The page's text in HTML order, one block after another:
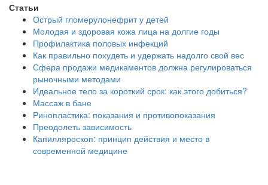
Статьи
Острый гломерулонефрит у детей
Молодая и здоровая кожа лица на долгие годы
Профилактика половых инфекций
Как правильно похудеть и удержать надолго свой вес
Сфера продажи медикаментов должна регулироваться
рыночными методами
Идеальное тело за короткий срок: как этого добиться?
Массаж в бане
Ринопластика: показания и противопоказания
Преодолеть зависимость
Капилляроскоп: принцип действия и место в
современной медицине